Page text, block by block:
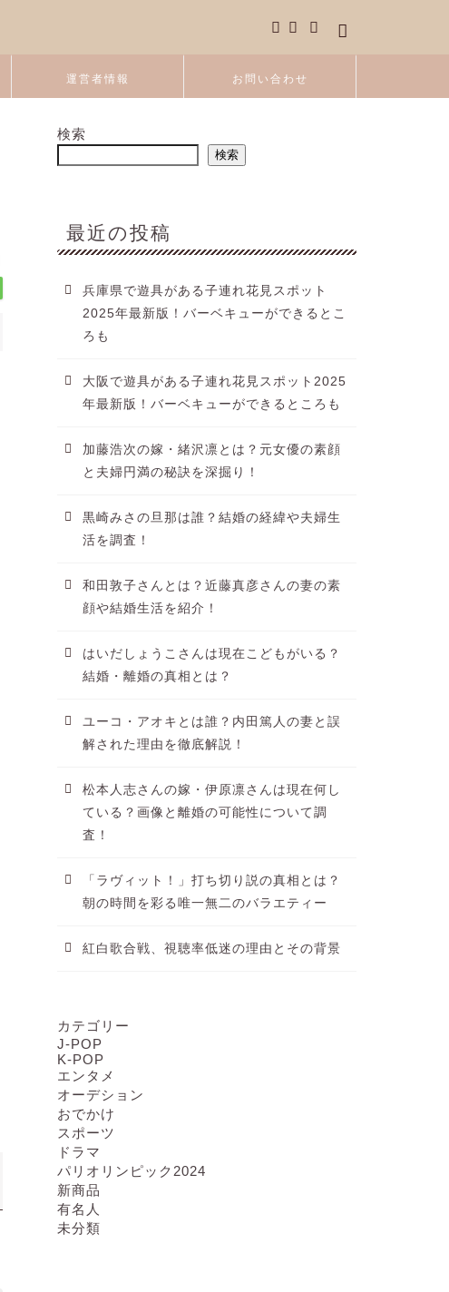
運営者情報 お問い合わせ
検索
検索
最近の投稿
兵庫県で遊具がある子連れ花見スポット
2025年最新版！バーベキューができるとこ
ろも
大阪で遊具がある子連れ花見スポット2025
年最新版！バーベキューができるところも
加藤浩次の嫁・緒沢凛とは？元女優の素顔
と夫婦円満の秘訣を深掘り！
黒崎みさの旦那は誰？結婚の経緯や夫婦生
活を調査！
和田敦子さんとは？近藤真彦さんの妻の素
顔や結婚生活を紹介！
はいだしょうこさんは現在こどもがいる？
結婚・離婚の真相とは？
ユーコ・アオキとは誰？内田篤人の妻と誤
解された理由を徹底解説！
松本人志さんの嫁・伊原凛さんは現在何し
ている？画像と離婚の可能性について調
査！
「ラヴィット！」打ち切り説の真相とは？
朝の時間を彩る唯一無二のバラエティー
紅白歌合戦、視聴率低迷の理由とその背景
カテゴリー
J-POP
K-POP
エンタメ
オーデション
おでかけ
スポーツ
ドラマ
パリオリンピック2024
新商品
有名人
未分類